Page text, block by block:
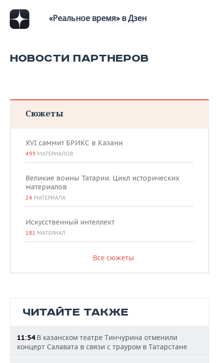
«Реальное время» в Дзен
НОВОСТИ ПАРТНЕРОВ
Сюжеты
XVI саммит БРИКС в Казани
499 МАТЕРИАЛОВ
Великие воины Татарии. Цикл исторических
материалов
24 МАТЕРИАЛА
Искусственный интеллект
181 МАТЕРИАЛ
Все сюжеты
ЧИТАЙТЕ ТАКЖЕ
11:54В казанском театре Тинчурина отменили
концерт Салавата в связи с трауром в Татарстане